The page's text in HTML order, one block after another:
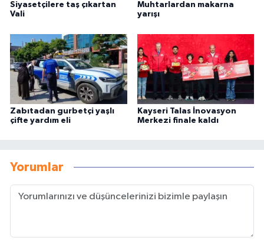
Siyasetçilere taş çıkartan
Vali
Muhtarlardan makarna
yarışı
Zabıtadan gurbetçi yaşlı
çifte yardım eli
Kayseri Talas İnovasyon
Merkezi finale kaldı
Yorumlar